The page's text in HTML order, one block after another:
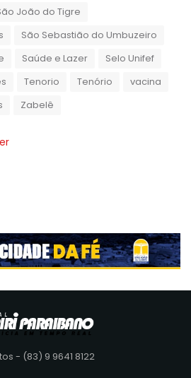
João do Tigre
São Sebastião do Umbuzeiro
Saúde e Lazer
Selo Unifef
Tenorio Tenório
vacina
Zabelê
- (83) 9 9641 8122